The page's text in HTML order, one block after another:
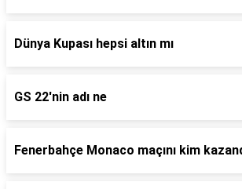
Dünya Kupası hepsi altın mı
GS 22'nin adı ne
Fenerbahçe Monaco maçını kim